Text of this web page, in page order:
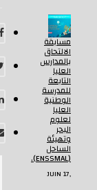
مسابقة
الالتحاق
بالمدارس
العليا
التابعة
للمدرسة
الوطنية
العليا
لعلوم
البحر
وتهيئة
الساحل
(ENSSMAL).
JUIN 17,